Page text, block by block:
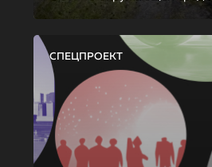
СПЕЦПРОЕКТ